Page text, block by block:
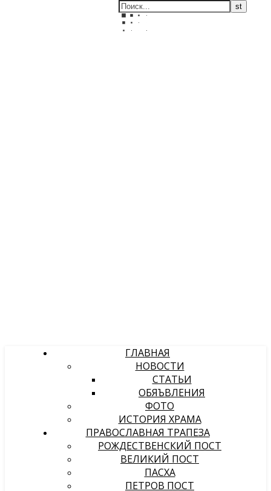
ГЛАВНАЯ
НОВОСТИ
СТАТЬИ
ОБЯЪВЛЕНИЯ
ФОТО
ИСТОРИЯ ХРАМА
ПРАВОСЛАВНАЯ ТРАПЕЗА
РОЖДЕСТВЕНСКИЙ ПОСТ
ВЕЛИКИЙ ПОСТ
ПАСХА
ПЕТРОВ ПОСТ